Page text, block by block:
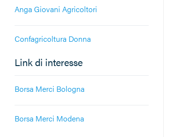
Anga Giovani Agricoltori
Confagricoltura Donna
Link di interesse
Borsa Merci Bologna
Borsa Merci Modena